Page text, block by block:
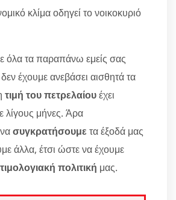
κλίμα οδηγεί το νοικοκυριό
όλα τα παραπάνω εμείς σας
έχουμε ανεβάσει αισθητά τα
τιμή του πετρελαίουέχει
λίγους μήνες. Άρα
συγκρατήσουμε τα έξοδά μας
άλλα, έτσι ώστε να έχουμε
τιμολογιακή πολιτική μας.